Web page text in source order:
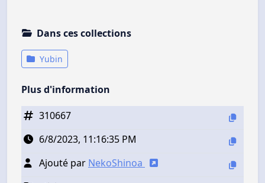
Dans ces collections
Yubin
Plus d'information
310667
6/8/2023, 11:16:35 PM
Ajouté par NekoShinoa